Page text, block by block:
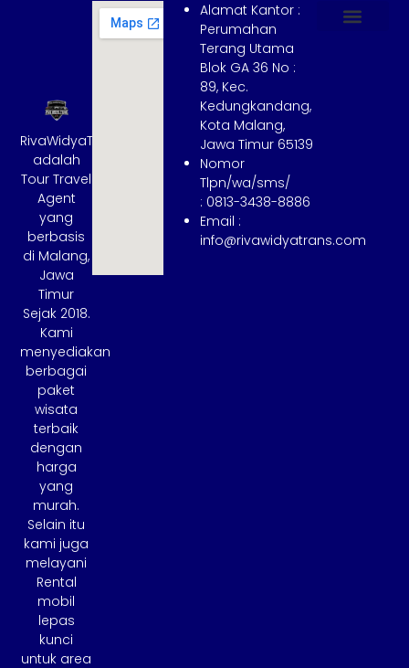
RivaWidyaTrans
adalah
Tour Travel
Agent
yang
berbasis
di Malang,
Jawa
Timur
Sejak 2018.
Kami
menyediakan
berbagai
paket
wisata
terbaik
dengan
harga
yang
murah.
Selain itu
kami juga
melayani
Rental
mobil
lepas
kunci
untuk area
Alamat Kantor :
Perumahan
Terang Utama
Blok GA 36 No :
89, Kec.
Kedungkandang,
Kota Malang,
Jawa Timur 65139
Nomor
Tlpn/wa/sms/
: 0813-3438-8886
Email :
info@rivawidyatrans.com